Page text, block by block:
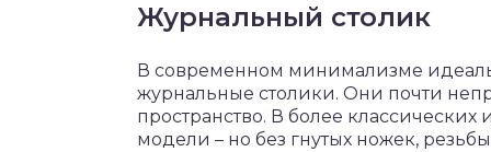
Журнальный столик
В современном минимализме
журнальные столики. Они почти
пространство. В более
модели – но без гнутых ножек,